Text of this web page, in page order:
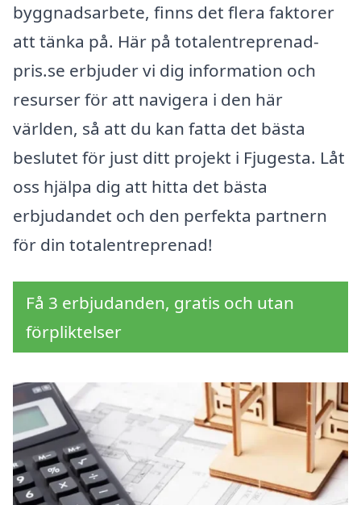
byggnadsarbete, finns det flera faktorer
att tänka på. Här på totalentreprenad-
pris.se erbjuder vi dig information och
resurser för att navigera i den här
världen, så att du kan fatta det bästa
beslutet för just ditt projekt i Fjugesta. Låt
oss hjälpa dig att hitta det bästa
erbjudandet och den perfekta partnern
för din totalentreprenad!
Få 3 erbjudanden, gratis och utan
förpliktelser